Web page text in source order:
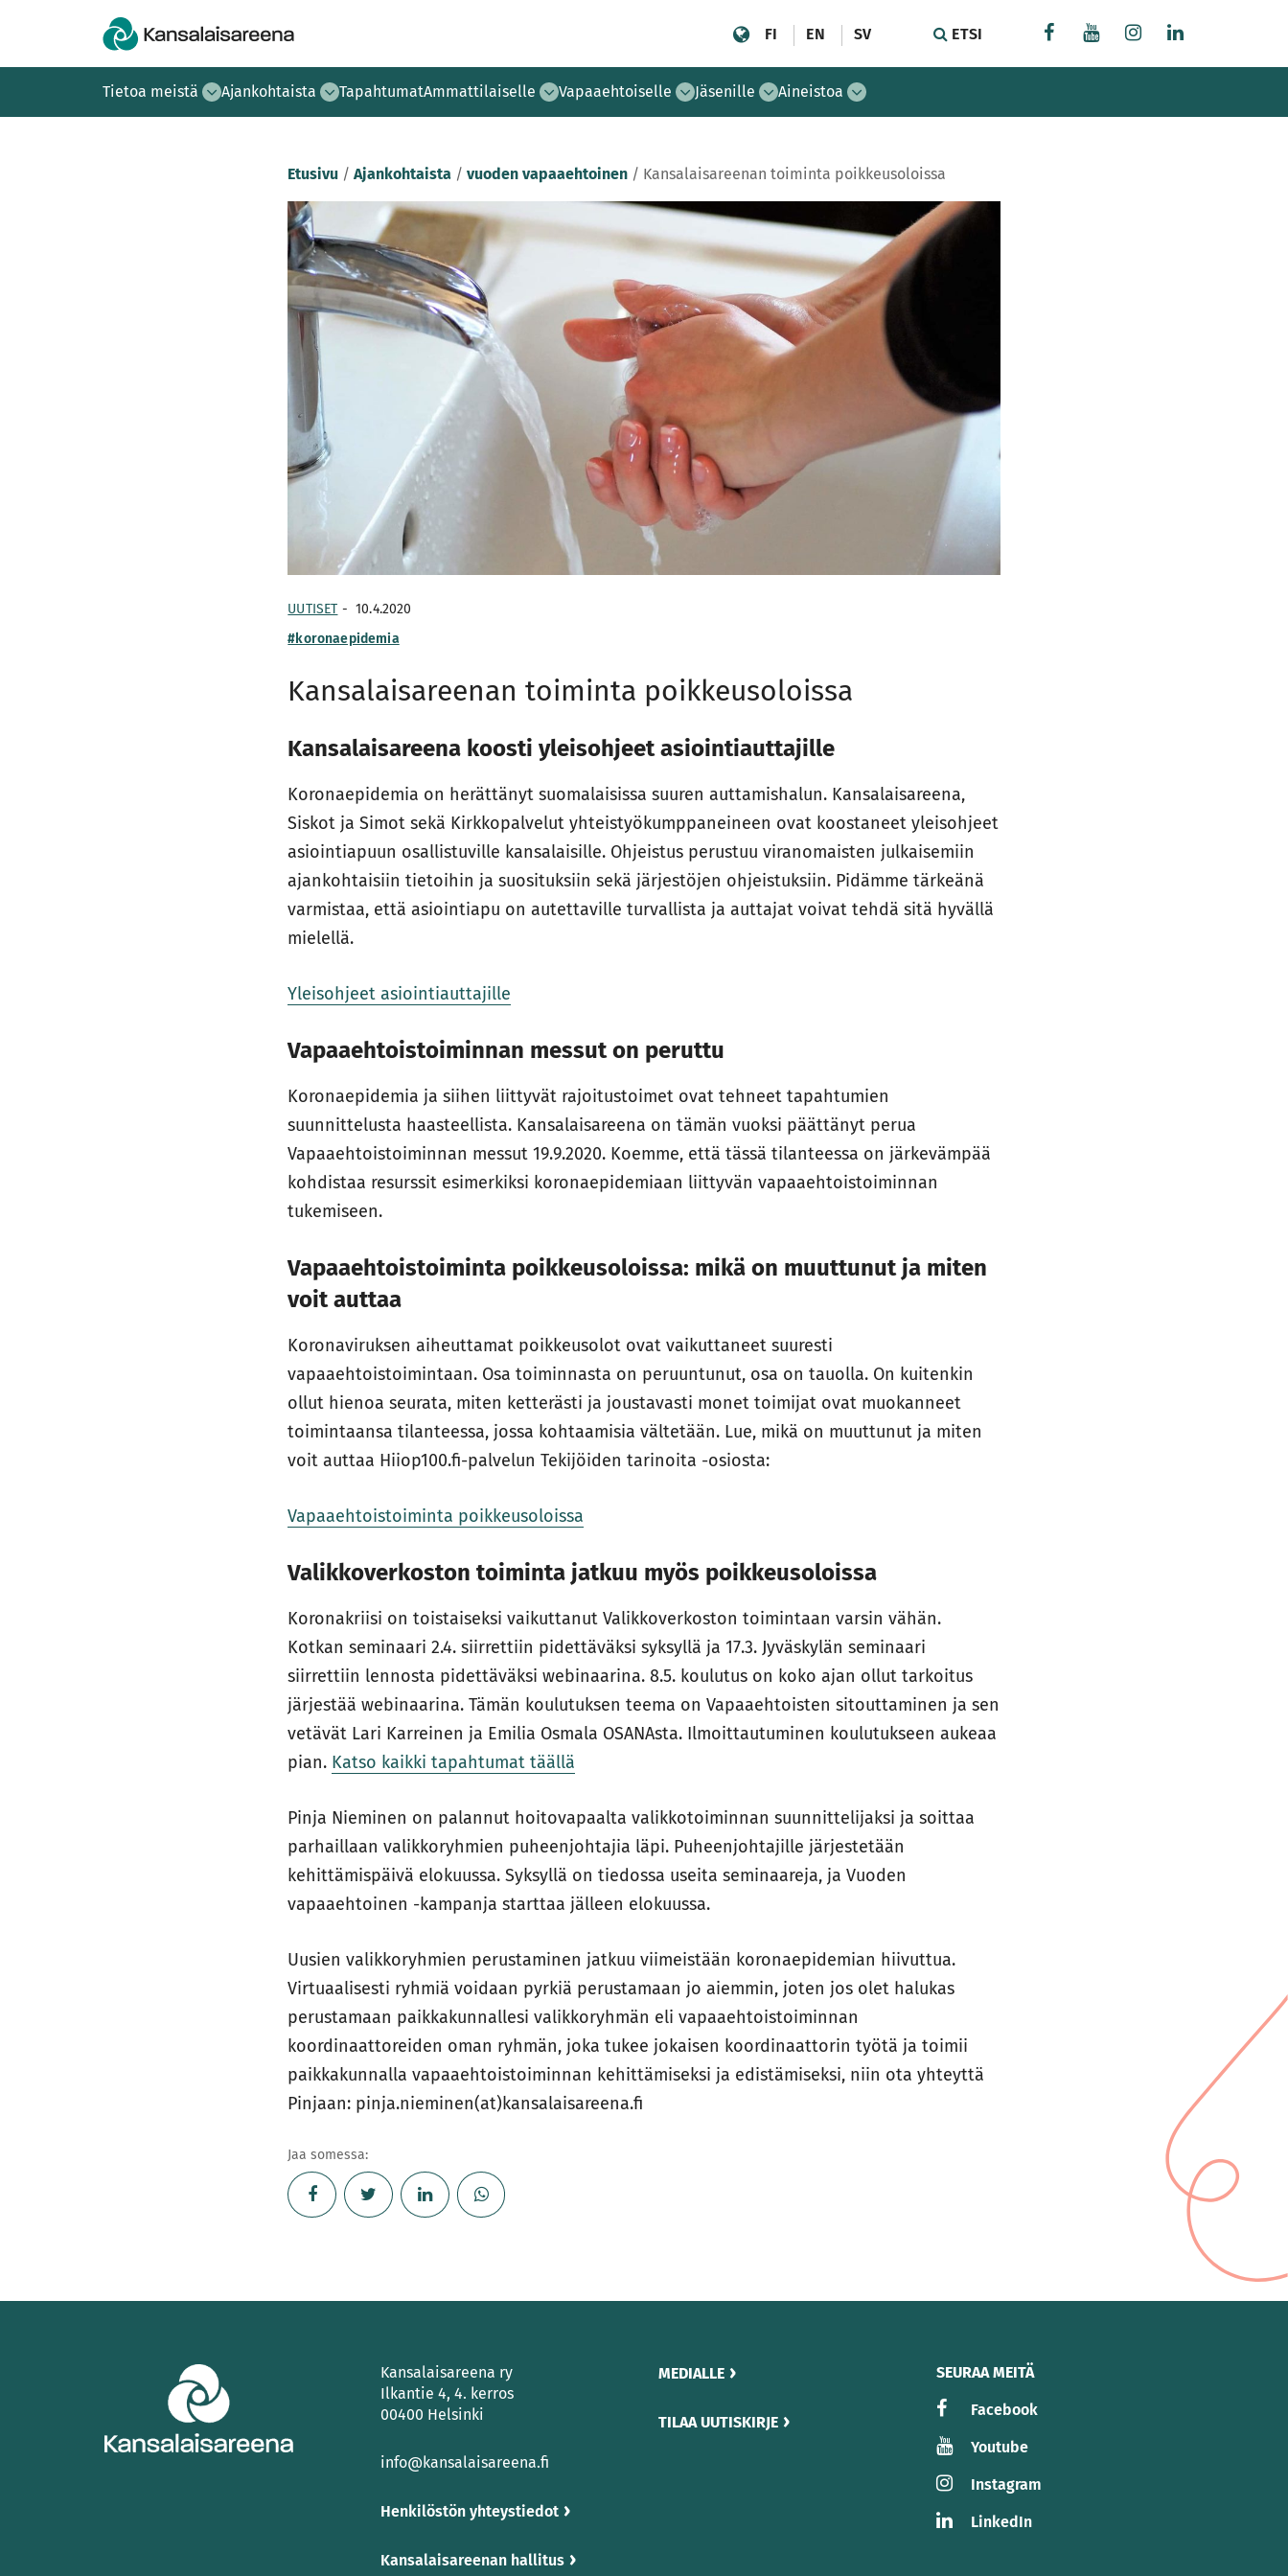
FI EN SV ETSI
Tietoa meistä Ajankohtaista TapahtumatAmmattilaiselle Vapaaehtoiselle Jäsenille Aineistoa
Etusivu /Ajankohtaista /vuoden vapaaehtoinen / Kansalaisareenan toiminta poikkeusoloissa
UUTISET - 10.4.2020
#koronaepidemia
Kansalaisareenan toiminta poikkeusoloissa
Kansalaisareena koosti yleisohjeet asiointiauttajille
Koronaepidemia on herättänyt suomalaisissa suuren auttamishalun. Kansalaisareena,
Siskot ja Simot sekä Kirkkopalvelut yhteistyökumppaneineen ovat koostaneet yleisohjeet
asiointiapuun osallistuville kansalaisille. Ohjeistus perustuu viranomaisten julkaisemiin
ajankohtaisiin tietoihin ja suosituksiin sekä järjestöjen ohjeistuksiin. Pidämme tärkeänä
varmistaa, että asiointiapu on autettaville turvallista ja auttajat voivat tehdä sitä hyvällä
mielellä.
Yleisohjeet asiointiauttajille
Vapaaehtoistoiminnan messut on peruttu
Koronaepidemia ja siihen liittyvät rajoitustoimet ovat tehneet tapahtumien
suunnittelusta haasteellista. Kansalaisareena on tämän vuoksi päättänyt perua
Vapaaehtoistoiminnan messut 19.9.2020. Koemme, että tässä tilanteessa on järkevämpää
kohdistaa resurssit esimerkiksi koronaepidemiaan liittyvän vapaaehtoistoiminnan
tukemiseen.
Vapaaehtoistoiminta poikkeusoloissa: mikä on muuttunut ja miten
voit auttaa
Koronaviruksen aiheuttamat poikkeusolot ovat vaikuttaneet suuresti
vapaaehtoistoimintaan. Osa toiminnasta on peruuntunut, osa on tauolla. On kuitenkin
ollut hienoa seurata, miten ketterästi ja joustavasti monet toimijat ovat muokanneet
toimintaansa tilanteessa, jossa kohtaamisia vältetään. Lue, mikä on muuttunut ja miten
voit auttaa Hiiop100.fi-palvelun Tekijöiden tarinoita -osiosta:
Vapaaehtoistoiminta poikkeusoloissa
Valikkoverkoston toiminta jatkuu myös poikkeusoloissa
Koronakriisi on toistaiseksi vaikuttanut Valikkoverkoston toimintaan varsin vähän.
Kotkan seminaari 2.4. siirrettiin pidettäväksi syksyllä ja 17.3. Jyväskylän seminaari
siirrettiin lennosta pidettäväksi webinaarina. 8.5. koulutus on koko ajan ollut tarkoitus
järjestää webinaarina. Tämän koulutuksen teema on Vapaaehtoisten sitouttaminen ja sen
vetävät Lari Karreinen ja Emilia Osmala OSANAsta. Ilmoittautuminen koulutukseen aukeaa
pian. Katso kaikki tapahtumat täällä
Pinja Nieminen on palannut hoitovapaalta valikkotoiminnan suunnittelijaksi ja soittaa
parhaillaan valikkoryhmien puheenjohtajia läpi. Puheenjohtajille järjestetään
kehittämispäivä elokuussa. Syksyllä on tiedossa useita seminaareja, ja Vuoden
vapaaehtoinen -kampanja starttaa jälleen elokuussa.
Uusien valikkoryhmien perustaminen jatkuu viimeistään koronaepidemian hiivuttua.
Virtuaalisesti ryhmiä voidaan pyrkiä perustamaan jo aiemmin, joten jos olet halukas
perustamaan paikkakunnallesi valikkoryhmän eli vapaaehtoistoiminnan
koordinaattoreiden oman ryhmän, joka tukee jokaisen koordinaattorin työtä ja toimii
paikkakunnalla vapaaehtoistoiminnan kehittämiseksi ja edistämiseksi, niin ota yhteyttä
Pinjaan: pinja.nieminen(at)kansalaisareena.fi
Jaa somessa:
Kansalaisareena ry
Ilkantie 4, 4. kerros
00400 Helsinki
info@kansalaisareena.fi
Henkilöstön yhteystiedot
Kansalaisareenan hallitus
MEDIALLE
TILAA UUTISKIRJE
SEURAA MEITÄ
Facebook
Youtube
Instagram
LinkedIn